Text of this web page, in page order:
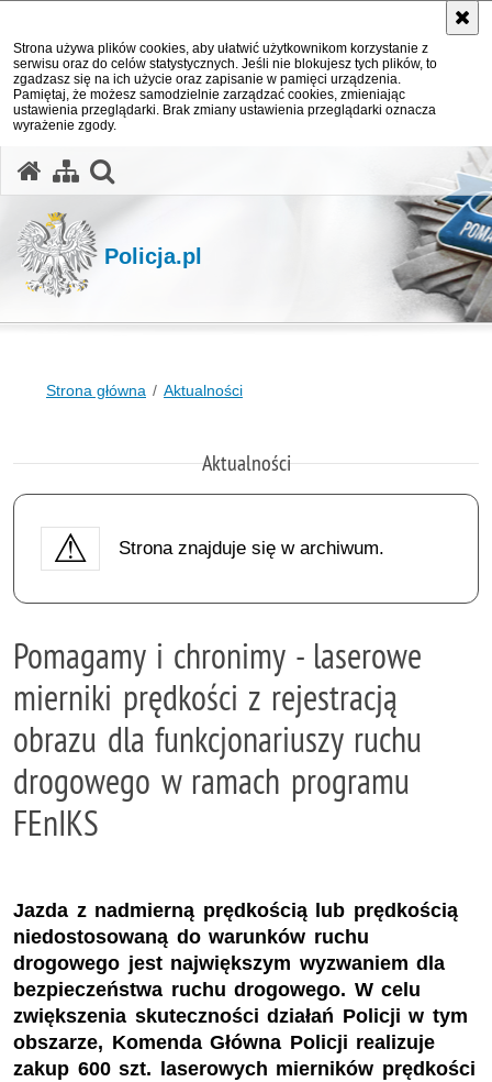
Strona używa plików cookies, aby ułatwić użytkownikom korzystanie z
serwisu oraz do celów statystycznych. Jeśli nie blokujesz tych plików, to
zgadzasz się na ich użycie oraz zapisanie w pamięci urządzenia.
Pamiętaj, że możesz samodzielnie zarządzać cookies, zmieniając
ustawienia przeglądarki. Brak zmiany ustawienia przeglądarki oznacza
wyrażenie zgody.
Policja.pl
Strona główna Aktualności
Aktualności
Strona znajduje się w archiwum.
Pomagamy i chronimy - laserowe
mierniki prędkości z rejestracją
obrazu dla funkcjonariuszy ruchu
drogowego w ramach programu
FEnIKS
Jazda z nadmierną prędkością lub prędkością
niedostosowaną do warunków ruchu
drogowego jest największym wyzwaniem dla
bezpieczeństwa ruchu drogowego. W celu
zwiększenia skuteczności działań Policji w tym
obszarze, Komenda Główna Policji realizuje
zakup 600 szt. laserowych mierników prędkości